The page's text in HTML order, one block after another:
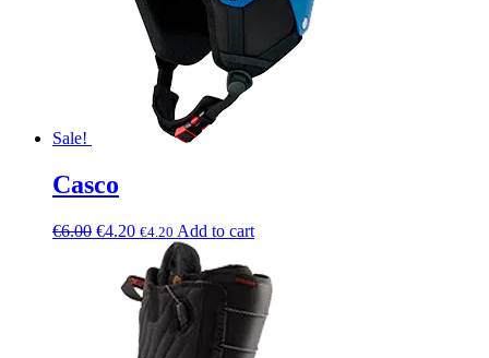
Sale!
Casco
€6.00 €4.20 €4.20 Add to cart